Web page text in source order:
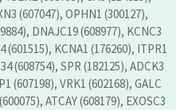
(607047), OPHN1 (300127),
DNAJC19 (608977), KCNC3
(601515), KCNA1 (176260), ITPR1
(608754), SPR (182125), ADCK3
(607198), VRK1 (602168), GALC
ATCAY (608179), EXOSC3